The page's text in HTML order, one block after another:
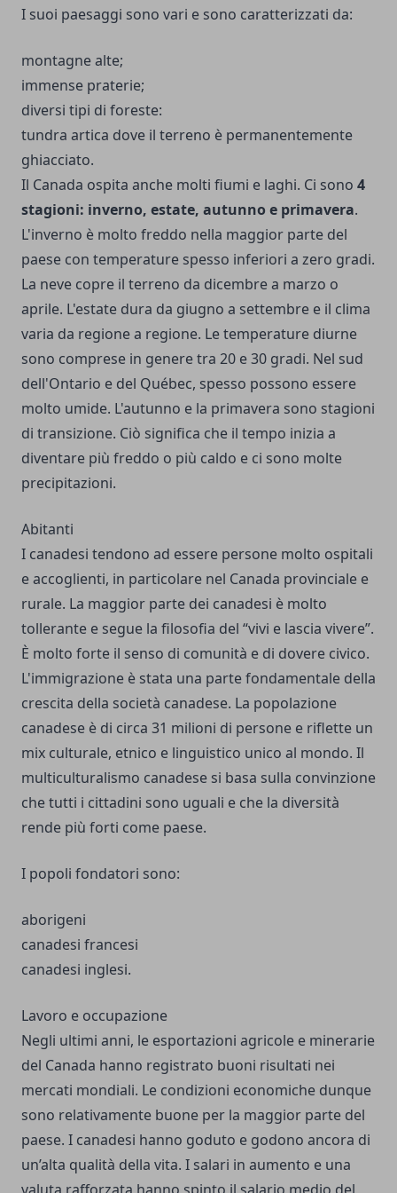
I suoi paesaggi sono vari e sono caratterizzati da:
montagne alte;
immense praterie;
diversi tipi di foreste:
tundra artica dove il terreno è permanentemente
ghiacciato.
Il Canada ospita anche molti fiumi e laghi. Ci sono 4
stagioni: inverno, estate, autunno e primavera.
L'inverno è molto freddo nella maggior parte del
paese con temperature spesso inferiori a zero gradi.
La neve copre il terreno da dicembre a marzo o
aprile. L'estate dura da giugno a settembre e il clima
varia da regione a regione. Le temperature diurne
sono comprese in genere tra 20 e 30 gradi. Nel sud
dell'Ontario e del Québec, spesso possono essere
molto umide. L'autunno e la primavera sono stagioni
di transizione. Ciò significa che il tempo inizia a
diventare più freddo o più caldo e ci sono molte
precipitazioni.
Abitanti
I canadesi tendono ad essere persone molto ospitali
e accoglienti, in particolare nel Canada provinciale e
rurale. La maggior parte dei canadesi è molto
tollerante e segue la filosofia del “vivi e lascia vivere”.
È molto forte il senso di comunità e di dovere civico.
L'immigrazione è stata una parte fondamentale della
crescita della società canadese. La popolazione
canadese è di circa 31 milioni di persone e riflette un
mix culturale, etnico e linguistico unico al mondo. Il
multiculturalismo canadese si basa sulla convinzione
che tutti i cittadini sono uguali e che la diversità
rende più forti come paese.
I popoli fondatori sono:
aborigeni
canadesi francesi
canadesi inglesi.
Lavoro e occupazione
Negli ultimi anni, le esportazioni agricole e minerarie
del Canada hanno registrato buoni risultati nei
mercati mondiali. Le condizioni economiche dunque
sono relativamente buone per la maggior parte del
paese. I canadesi hanno goduto e godono ancora di
un’alta qualità della vita. I salari in aumento e una